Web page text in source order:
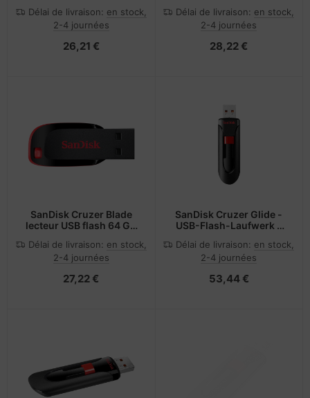
Rouge
Délai de livraison: en stock,
2-4 journées
26,21 €
Rouge
Délai de livraison: en stock,
2-4 journées
28,22 €
SanDisk Cruzer Blade
lecteur USB flash 64 Go
Rouge
Délai de livraison: en stock,
2-4 journées
27,22 €
SanDisk Cruzer Glide -
USB-Flash-Laufwerk -
USB 2.0 (Packung mit 3)
Délai de livraison: en stock,
2-4 journées
53,44 €